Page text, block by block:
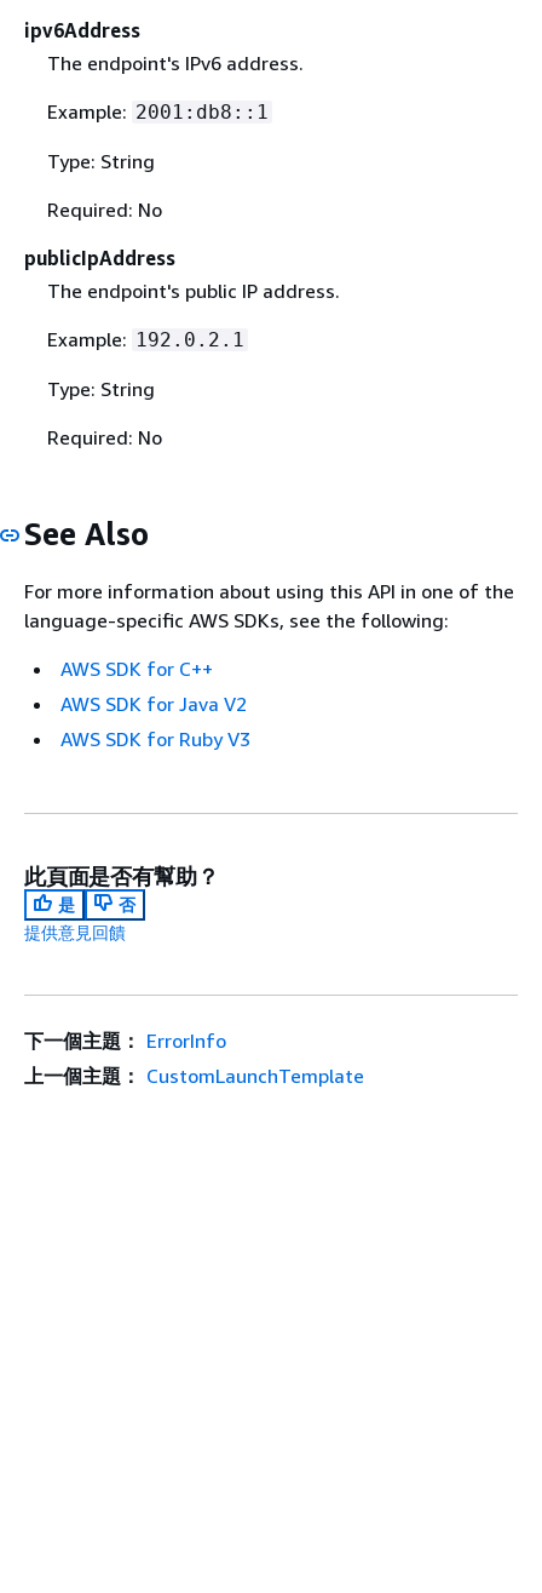
ipv6Address
The endpoint's IPv6 address.
Example: 2001:db8::1
Type: String
Required: No
publicIpAddress
The endpoint's public IP address.
Example: 192.0.2.1
Type: String
Required: No
See Also
For more information about using this API in one of the
language-specific AWS SDKs, see the following:
AWS SDK for C++
AWS SDK for Java V2
AWS SDK for Ruby V3
此頁面是否有幫助？
是
否
提供意見回饋
下一個主題： ErrorInfo
上一個主題： CustomLaunchTemplate